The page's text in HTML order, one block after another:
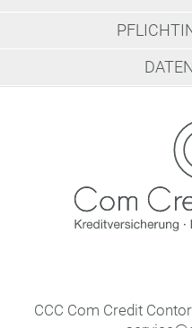
CCC Com Credit